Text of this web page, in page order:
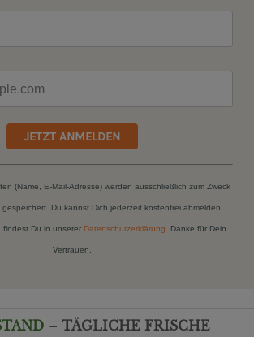
JETZT ANMELDEN
(Name, E-Mail-Adresse) werden ausschließlich zum Zweck
Du kannst Dich jederzeit kostenfrei abmelden.
findest Du in unserer Datenschutzerklärung. Danke für Dein
Vertrauen.
– TÄGLICHE FRISCHE